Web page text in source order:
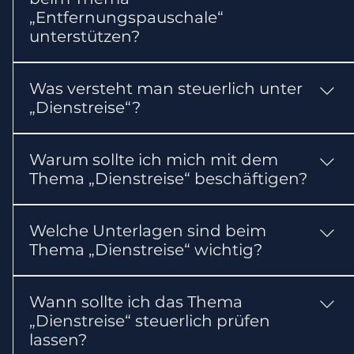
steuerliche Nachteile vermieden werden.
„Entfernungspauschale“
unterstützen?
und steuerlichen Folgen prüfen, die benötigten
Unterlagen zusammenstellen und erforderliche
Was versteht man steuerlich unter
„Dienstreise“?
Übernachtungs- und Verpflegungskosten
auslösen.
Warum sollte ich mich mit dem
Thema „Dienstreise“ beschäftigen?
oder Ihre Steuerbelastung beeinflussen. Für die
erste Einordnung gilt: Berufliche
auslösen.
Welche Unterlagen sind beim
Thema „Dienstreise“ wichtig?
und Belege bereithalten. Abhängig vom
Einzelfall können weitere Nachweise erforderlich
sein.
Wann sollte ich das Thema
„Dienstreise“ steuerlich prüfen
lassen?